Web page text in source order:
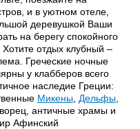
и в уютном отеле,
деревушкой Ваши
на берегу спокойного
Хотите отдых клубный –
Греческие ночные
у клабберов всего
наследие Греции:
Микены Дельфы
античные храмы и
Афинский